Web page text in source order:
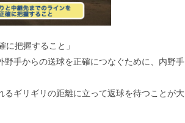
把握すること」
手からの送球を正確につなぐために、内野手
ギリギリの距離に立って返球を待つことが大